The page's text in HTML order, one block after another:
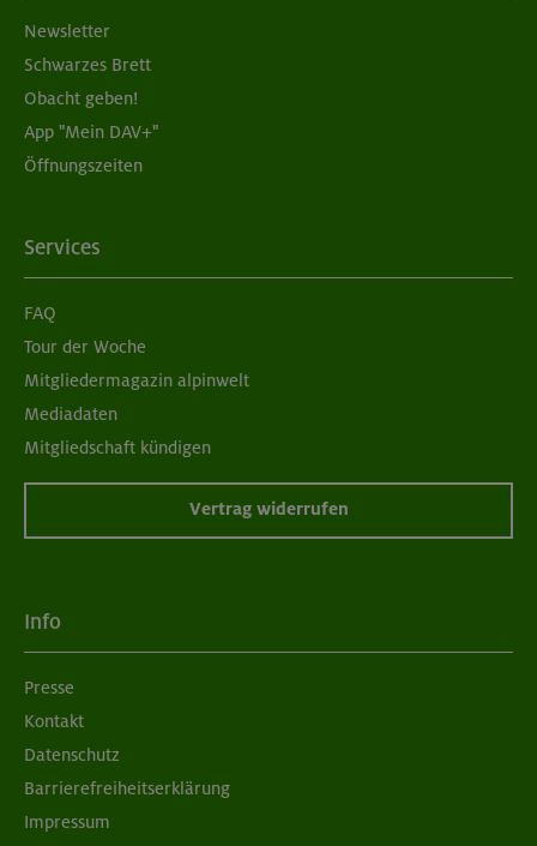
Newsletter
Schwarzes Brett
Obacht geben!
App "Mein DAV+"
Öffnungszeiten
Services
FAQ
Tour der Woche
Mitgliedermagazin alpinwelt
Mediadaten
Mitgliedschaft kündigen
Vertrag widerrufen
Info
Presse
Kontakt
Datenschutz
Barrierefreiheitserklärung
Impressum